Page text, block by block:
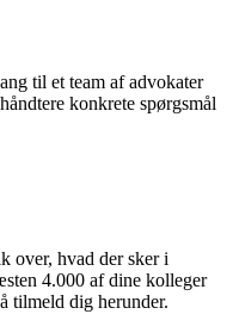
til et team af advokater
konkrete spørgsmål
over, hvad der sker i
4.000 af dine kolleger
tilmeld dig herunder.